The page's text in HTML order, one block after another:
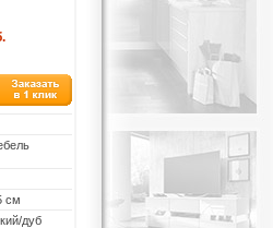
см
дуб